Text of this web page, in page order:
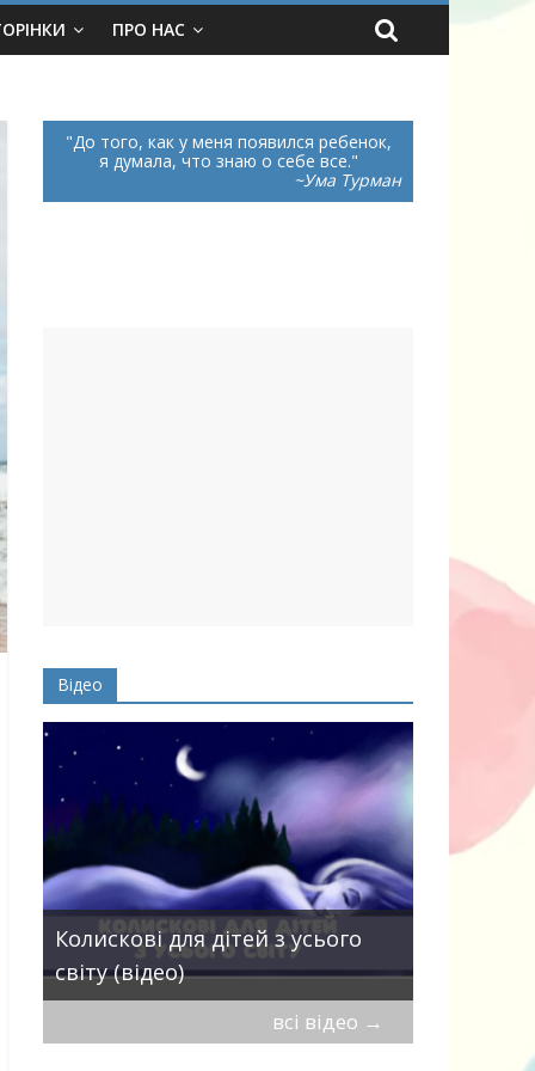
ПРО НАС
До того, как у меня появился ребенок,
я думала, что знаю о себе все.
~Ума Турман
Відео
Колискові для дітей з усього
світу (відео)
всі відео →